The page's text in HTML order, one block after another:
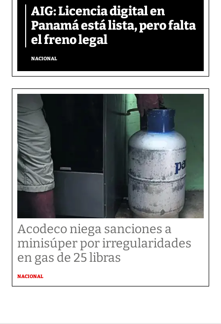
AIG: Licencia digital en
Panamá está lista, pero falta
el freno legal
NACIONAL
Acodeco niega sanciones a
minisúper por irregularidades
en gas de 25 libras
NACIONAL